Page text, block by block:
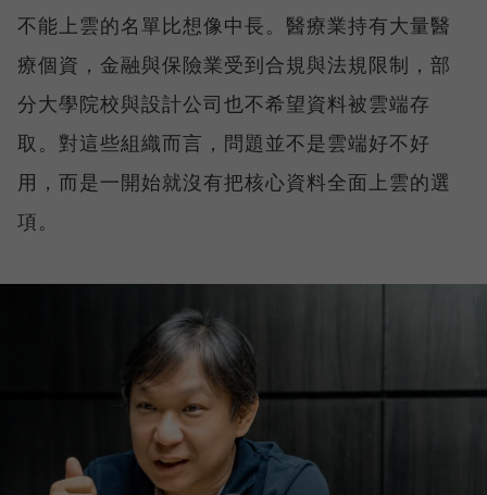
不能上雲的名單比想像中長。醫療業持有大量醫
療個資，金融與保險業受到合規與法規限制，部
分大學院校與設計公司也不希望資料被雲端存
取。對這些組織而言，問題並不是雲端好不好
用，而是一開始就沒有把核心資料全面上雲的選
項。